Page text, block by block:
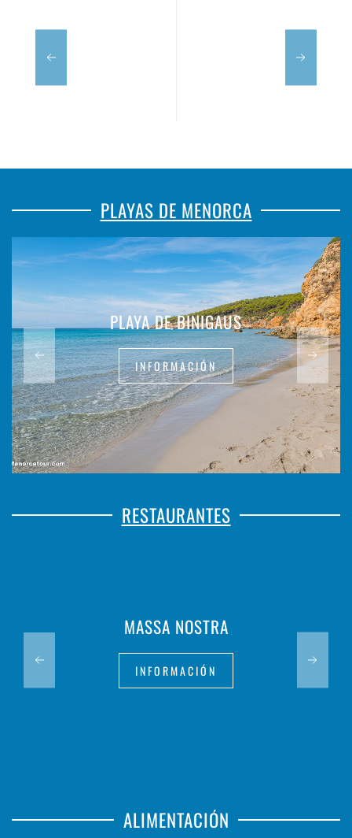
PLAYAS DE MENORCA
PLAYA DE BINIGAUS
INFORMACIÓN
RESTAURANTES
MASSA NOSTRA
INFORMACIÓN
ALIMENTACIÓN